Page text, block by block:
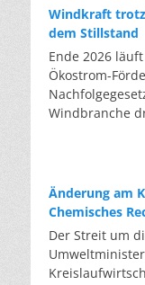
tausend Grad
industriellen
Start-up
Hitze
Metalle bei 50
Platine
gezielt
Silber und
Das Plastik
Windkraft
dem Stillstand
Ende 2026
Ökostrom-
Windbranche
die Verfahren
Muster: So
genehmigt,
nur rund zwei
Änderung am
Chemisches
Der Streit um